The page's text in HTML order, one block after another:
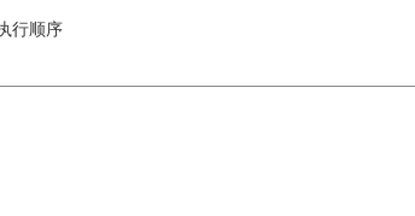
行顺序